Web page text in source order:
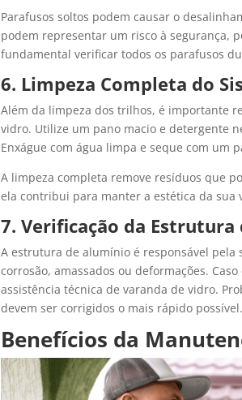
Parafusos soltos podem causar o
podem representar um risco à segurança,
fundamental verificar todos os parafusos
6. Limpeza Completa do
Além da limpeza dos trilhos, é importante
vidro. Utilize um pano macio e detergente
Enxágue com água limpa e seque com um
A limpeza completa remove resíduos que
ela contribui para manter a estética da
7. Verificação da
A estrutura de alumínio é responsável pela
corrosão, amassados ou deformações.
assistência técnica de varanda de vidro.
devem ser corrigidos o mais rápido possível.
Benefícios da